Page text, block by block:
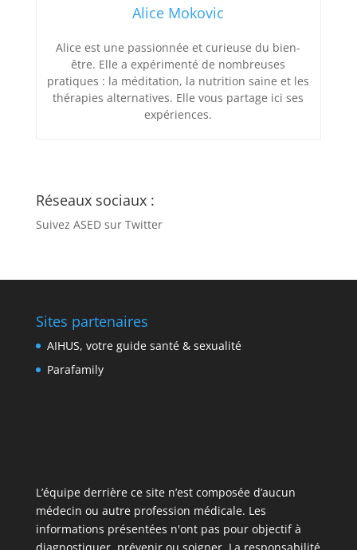
Alice Mokovic
Alice est une passionnée et curieuse du bien-
être. Elle a expérimenté de nombreuses
pratiques : la méditation, la nutrition saine et les
thérapies alternatives. Elle vous partage ici ses
expériences.
Réseaux sociaux :
Suivez ASED sur Twitter
Sites partenaires
AIHUS, votre guide santé & sexualité
Parafamily
L’équipe derrière ce site n’est composée d’aucun
médecin ou autre profession médicale. Les
informations présentées n'ont pas pour objectif à